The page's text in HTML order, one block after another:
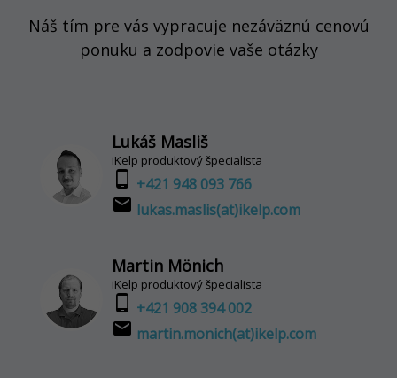
Náš tím pre vás vypracuje nezáväznú cenovú
ponuku a zodpovie vaše otázky
Lukáš Masliš
iKelp produktový špecialista
phone_android +421 948 093 766
email lukas.maslis(at)ikelp.com
Martin Mönich
iKelp produktový špecialista
phone_android +421 908 394 002
email martin.monich(at)ikelp.com